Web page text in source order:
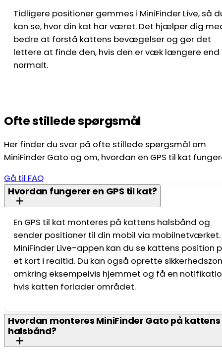
Tidligere positioner gemmes i MiniFinder Live, så
kan se, hvor din kat har været. Det hjælper dig
bedre at forstå kattens bevægelser og gør det
lettere at finde den, hvis den er væk længere end
normalt.
Ofte stillede spørgsmål
Her finder du svar på ofte stillede spørgsmål om
MiniFinder Gato og om, hvordan en GPS til kat
Gå til FAQ
Hvordan fungerer en GPS til kat?
En GPS til kat monteres på kattens halsbånd og
sender positioner til din mobil via mobilnetværket.
MiniFinder Live-appen kan du se kattens position
et kort i realtid. Du kan også oprette
omkring eksempelvis hjemmet og få en
hvis katten forlader området.
Hvordan monteres MiniFinder Gato på kattens
halsbånd?